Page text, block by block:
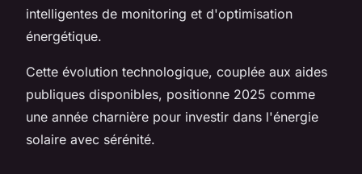
intelligentes de monitoring et d'optimisation
énergétique.
Cette évolution technologique, couplée aux aides
publiques disponibles, positionne 2025 comme
une année charnière pour investir dans l'énergie
solaire avec sérénité.